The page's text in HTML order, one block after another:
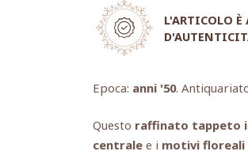
L'ARTICOLO È
Epoca: anni '50.
Questo raffinato tappeto
centrale e i motivi floreali